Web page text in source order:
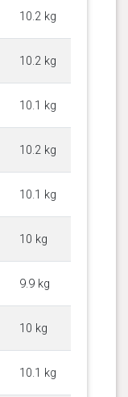
10.2 kg
10.2 kg
10.1 kg
10.2 kg
10.1 kg
10 kg
9.9 kg
10 kg
10.1 kg